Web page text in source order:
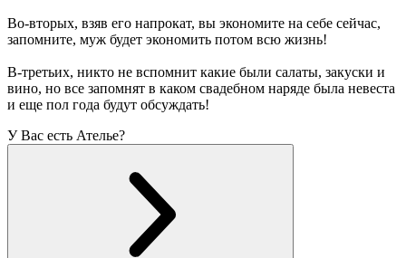
Во-вторых, взяв его напрокат, вы экономите на себе сейчас,
запомните, муж будет экономить потом всю жизнь!
В-третьих, никто не вспомнит какие были салаты, закуски и
вино, но все запомнят в каком свадебном наряде была невеста
и еще пол года будут обсуждать!
У Вас есть Ателье?